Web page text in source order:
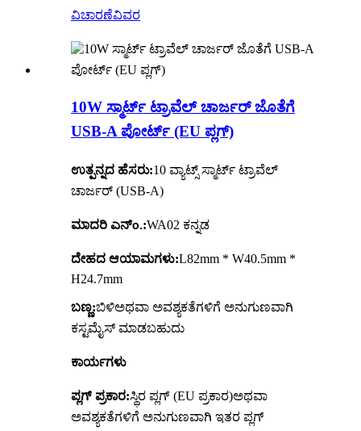
ವಿಚಾರಣೆವಿವರ
10W ಸ್ಮಾರ್ಟ್ ಟ್ರಾವೆಲ್ ಚಾರ್ಜರ್ ಜೊತೆಗೆ
USB-A ಪೋರ್ಟ್ (EU ಪ್ಲಗ್)
ಉತ್ಪನ್ನದ ಹೆಸರು:10 ವ್ಯಾಟ್ಸ್ ಸ್ಮಾರ್ಟ್ ಟ್ರಾವೆಲ್
ಚಾರ್ಜರ್ (USB-A)
ಮಾದರಿ ಎನ್o.:WA02 ಕನ್ನಡ
ದೇಹದ ಆಯಾಮಗಳು:L82mm * W40.5mm *
H24.7mm
ಬಣ್ಣ:ಬಿಳಿಅಥವಾ ಅವಶ್ಯಕತೆಗಳಿಗೆ ಅನುಗುಣವಾಗಿ
ಕಸ್ಟಮೈಸ್ ಮಾಡಬಹುದು
ಕಾರ್ಯಗಳು
ಪ್ಲಗ್ ಪ್ರಕಾರ:ಸ್ಥಿರ ಪ್ಲಗ್ (EU ಪ್ರಕಾರ)ಅಥವಾ
ಅವಶ್ಯಕತೆಗಳಿಗೆ ಅನುಗುಣವಾಗಿ ಇತರ ಪ್ಲಗ್